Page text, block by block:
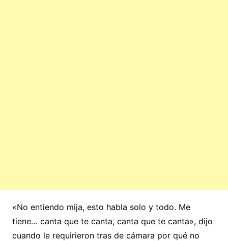
«No entiendo mija, esto habla solo y todo. Me
tiene… canta que te canta, canta que te canta», dijo
cuando le requirieron tras de cámara por qué no